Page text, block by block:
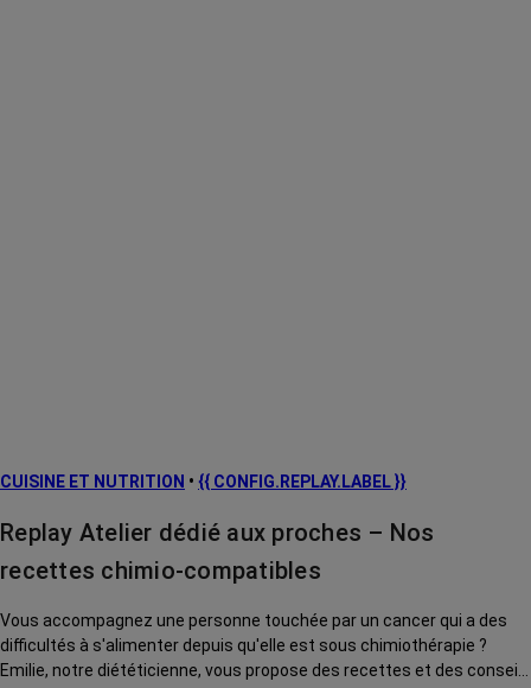
CUISINE ET NUTRITION • {{ CONFIG.REPLAY.LABEL }}
Replay Atelier dédié aux proches – Nos
recettes chimio-compatibles
Vous accompagnez une personne touchée par un cancer qui a des
difficultés à s'alimenter depuis qu'elle est sous chimiothérapie ?
Emilie, notre diététicienne, vous propose des recettes et des conseils